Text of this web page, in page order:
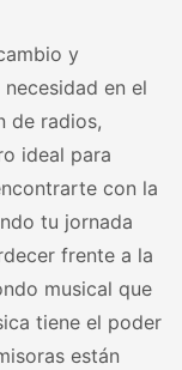
y
en el
de radios,
ideal para
con la
tu jornada
frente a la
musical que
tiene el poder
están